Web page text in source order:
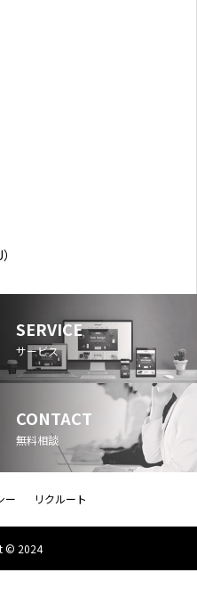
SERVICE
サービス
CONTACT
無料相談
ー リクルート
© 2024